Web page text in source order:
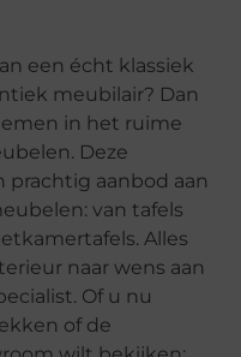
een écht klassiek
meubilair? Dan
in het ruime
Deze
prachtig aanbod aan
van tafels
Alles
naar wens aan
Of u nu
of de